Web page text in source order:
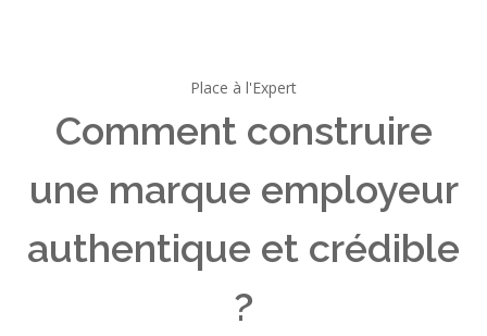
Place à l'Expert
Comment construire
une marque employeur
authentique et crédible
?